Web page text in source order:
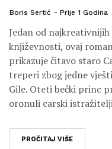
Boris Sertić Prije 1 Godina
Jedan od
književnosti, ovaj
prikazuje čitavo staro
treperi zbog jedne
Gile. Oteti bečki princ
oronuli carski
PROČITAJ VIŠE